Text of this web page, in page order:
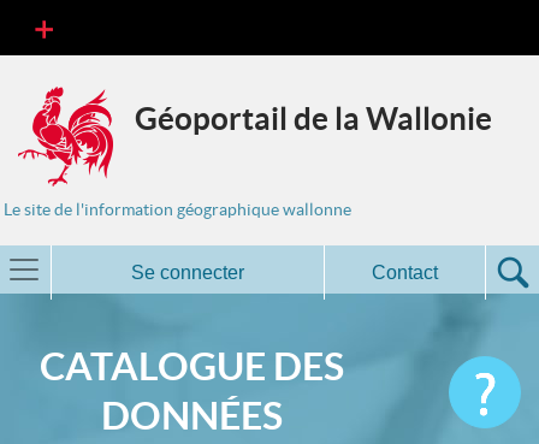
Géoportail de la Wallonie
Le site de l'information géographique wallonne
Se connecter Contact
CATALOGUE DES
DONNÉES